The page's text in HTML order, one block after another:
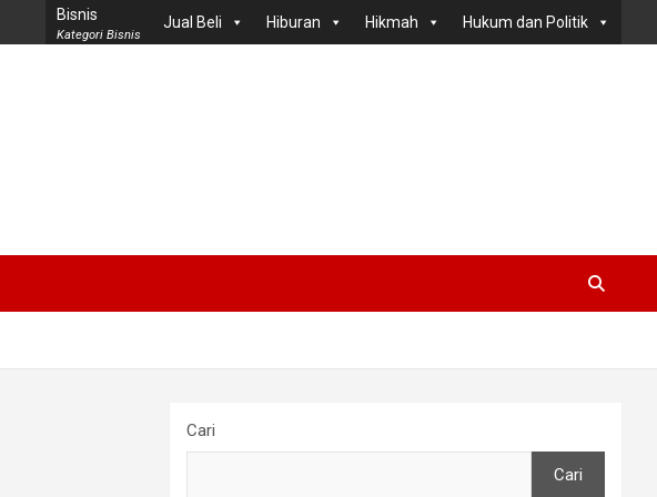
Bisnis
Kategori Bisnis
Jual Beli Hiburan Hikmah Hukum dan Politik
Cari
Cari